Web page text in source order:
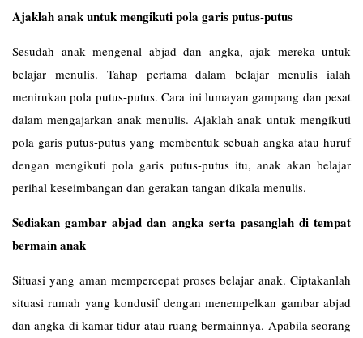
Ajaklah anak untuk mengikuti pola garis putus-putus
Sesudah anak mengenal abjad dan angka, ajak mereka untuk
belajar menulis. Tahap pertama dalam belajar menulis ialah
menirukan pola putus-putus. Cara ini lumayan gampang dan pesat
dalam mengajarkan anak menulis. Ajaklah anak untuk mengikuti
pola garis putus-putus yang membentuk sebuah angka atau huruf
dengan mengikuti pola garis putus-putus itu, anak akan belajar
perihal keseimbangan dan gerakan tangan dikala menulis.
Sediakan gambar abjad dan angka serta pasanglah di tempat
bermain anak
Situasi yang aman mempercepat proses belajar anak. Ciptakanlah
situasi rumah yang kondusif dengan menempelkan gambar abjad
dan angka di kamar tidur atau ruang bermainnya. Apabila seorang